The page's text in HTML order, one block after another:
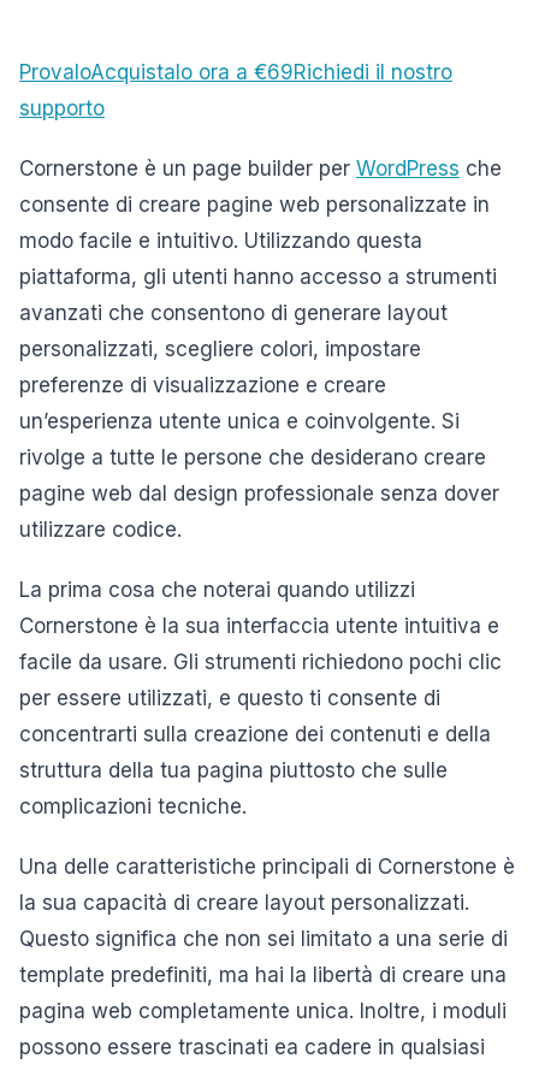
ProvaloAcquistalo ora a €69Richiedi il nostro
supporto
Cornerstone è un page builder per WordPress che
consente di creare pagine web personalizzate in
modo facile e intuitivo. Utilizzando questa
piattaforma, gli utenti hanno accesso a strumenti
avanzati che consentono di generare layout
personalizzati, scegliere colori, impostare
preferenze di visualizzazione e creare
un’esperienza utente unica e coinvolgente. Si
rivolge a tutte le persone che desiderano creare
pagine web dal design professionale senza dover
utilizzare codice.
La prima cosa che noterai quando utilizzi
Cornerstone è la sua interfaccia utente intuitiva e
facile da usare. Gli strumenti richiedono pochi clic
per essere utilizzati, e questo ti consente di
concentrarti sulla creazione dei contenuti e della
struttura della tua pagina piuttosto che sulle
complicazioni tecniche.
Una delle caratteristiche principali di Cornerstone è
la sua capacità di creare layout personalizzati.
Questo significa che non sei limitato a una serie di
template predefiniti, ma hai la libertà di creare una
pagina web completamente unica. Inoltre, i moduli
possono essere trascinati ea cadere in qualsiasi